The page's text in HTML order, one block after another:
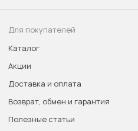
Для покупателей
Каталог
Акции
Доставка и оплата
Возврат, обмен и гарантия
Полезные статьи